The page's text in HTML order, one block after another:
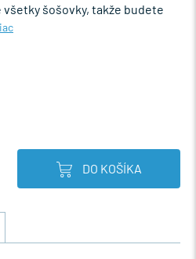
šošovky, takže budete
DO KOŠÍKA